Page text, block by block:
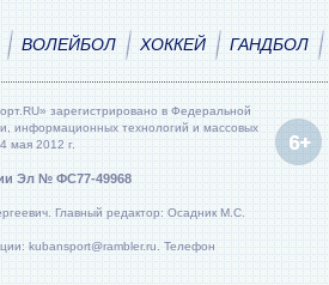
ВОЛЕЙБОЛ ХОККЕЙ ГАНДБОЛ
зарегистрировано в Федеральной
информационных технологий и массовых
мая 2012 г.
Эл № ФС77-49968
Главный редактор: Осадник М.С.
kubansport@rambler.ru. Телефон